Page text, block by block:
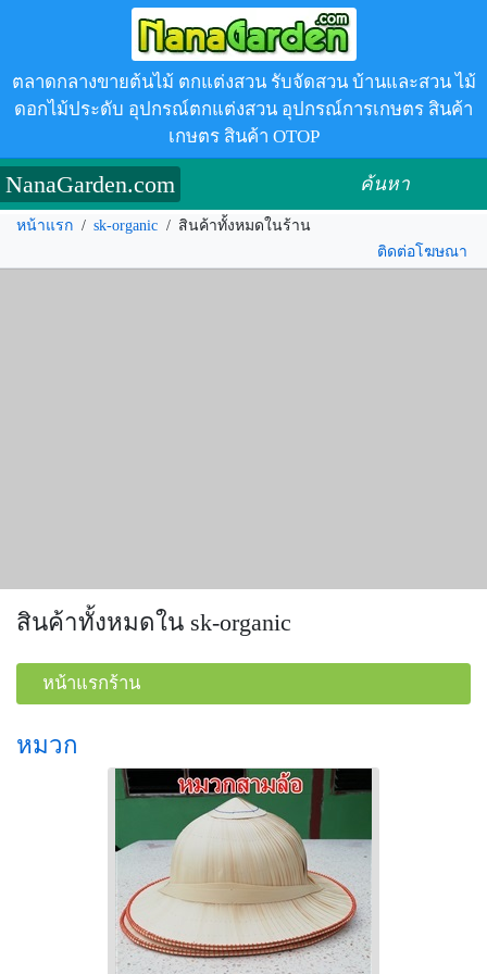
ตลาดกลางขายต้นไม้ ตกแต่งสวน รับจัดสวน บ้านและสวน ไม้
ดอกไม้ประดับ อุปกรณ์ตกแต่งสวน อุปกรณ์การเกษตร สินค้า
เกษตร สินค้า OTOP
NanaGarden.com ค้นหา
หน้าแรก / sk-organic / สินค้าทั้งหมดในร้าน
ติดต่อโฆษณา
สินค้าทั้งหมดใน sk-organic
หน้าแรกร้าน
หมวก